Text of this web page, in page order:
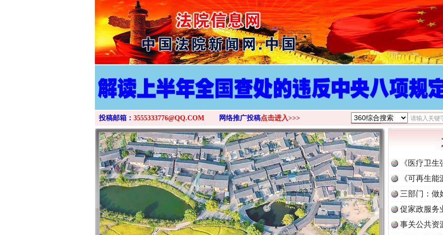
>
投稿邮箱： 3555333776@QQ.COM 网络推广投稿点击进入>>>
《医疗卫
《可再生
三部门：做
促家政服务
事关公共资